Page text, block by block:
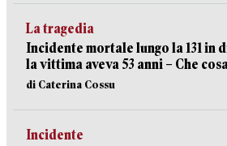
La tragedia
Incidente mortale lungo la 131 in
la vittima aveva 53 anni – Che
di Caterina Cossu
Incidente